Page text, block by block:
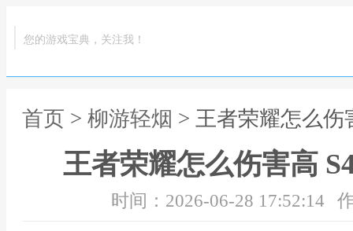
您的游戏宝典，关注我！
首页 > 柳游轻烟 > 王者荣耀怎么伤
王者荣耀怎么伤害高
时间：2026-06-28 17:52:14